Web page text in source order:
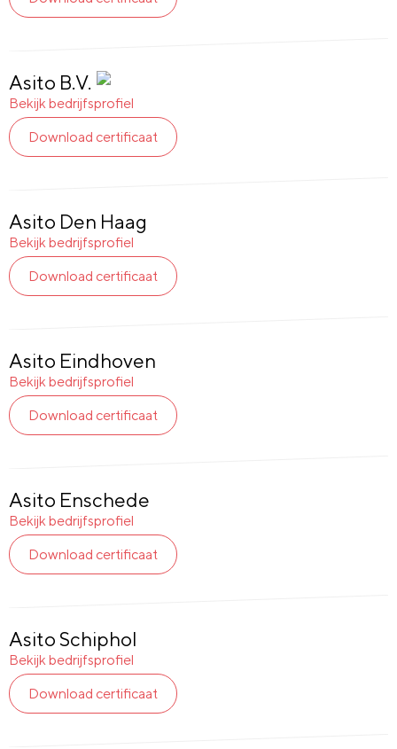
Asito B.V. Glas
en
Gevel:
Ja
Bekijk bedrijfsprofiel
Download certificaat
Asito Den Haag
Bekijk bedrijfsprofiel
Download certificaat
Asito Eindhoven
Bekijk bedrijfsprofiel
Download certificaat
Asito Enschede
Bekijk bedrijfsprofiel
Download certificaat
Asito Schiphol
Bekijk bedrijfsprofiel
Download certificaat